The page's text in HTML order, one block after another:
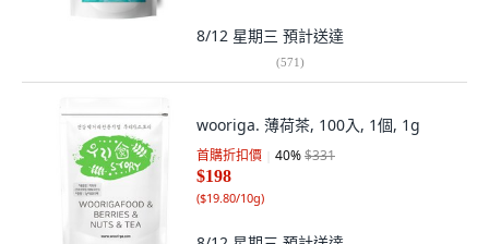
8/12 星期三 預計送達
(571)
wooriga. 薄荷茶, 100入, 1個, 1g
首購折扣價 40%$331
$198
($19.80/10g)